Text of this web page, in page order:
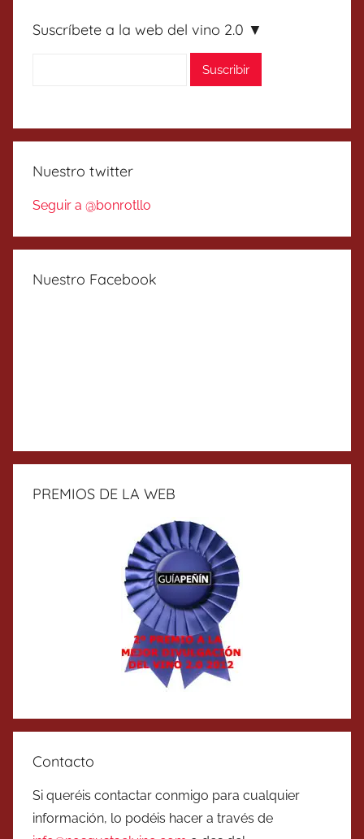
Suscríbete a la web del vino 2.0 ▼
Nuestro twitter
Seguir a @bonrotllo
Nuestro Facebook
PREMIOS DE LA WEB
Contacto
Si queréis contactar conmigo para cualquier
información, lo podéis hacer a través de